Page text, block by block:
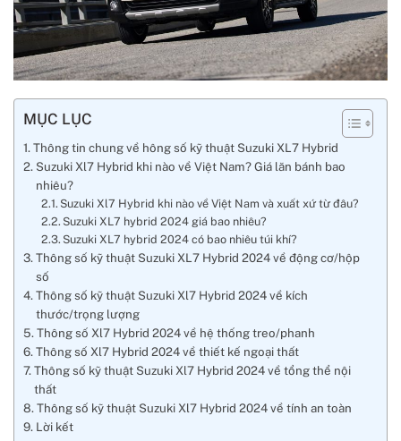
MỤC LỤC
Thông tin chung về hông số kỹ thuật Suzuki XL7 Hybrid
Suzuki Xl7 Hybrid khi nào về Việt Nam? Giá lăn bánh bao
nhiêu?
Suzuki Xl7 Hybrid khi nào về Việt Nam và xuất xứ từ đâu?
Suzuki XL7 hybrid 2024 giá bao nhiêu?
Suzuki XL7 hybrid 2024 có bao nhiêu túi khí?
Thông số kỹ thuật Suzuki XL7 Hybrid 2024 về động cơ/hộp
số
Thông số kỹ thuật Suzuki Xl7 Hybrid 2024 về kích
thước/trọng lượng
Thông số Xl7 Hybrid 2024 về hệ thống treo/phanh
Thông số Xl7 Hybrid 2024 về thiết kế ngoại thất
Thông số kỹ thuật Suzuki Xl7 Hybrid 2024 về tổng thể nội
thất
Thông số kỹ thuật Suzuki Xl7 Hybrid 2024 về tính an toàn
Lời kết